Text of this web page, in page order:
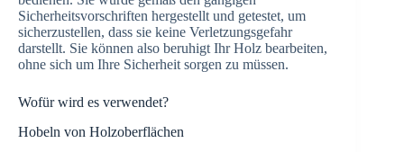
Sicherheitsvorschriften hergestellt und getestet, um
sicherzustellen, dass sie keine Verletzungsgefahr
darstellt. Sie können also beruhigt Ihr Holz bearbeiten,
ohne sich um Ihre Sicherheit sorgen zu müssen.
Wofür wird es verwendet?
Hobeln von Holzoberflächen